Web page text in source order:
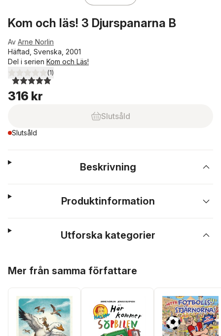
Kom och läs! 3 Djurspanarna B
Av Arne Norlin
Häftad, Svenska, 2001
Del i serien Kom och Läs!
5,0utav 5 stjärnor. Totalt antal röster:
(1)
316 kr
Slutsåld
Slutsåld
Beskrivning
Produktinformation
Utforska kategorier
Mer från samma författare